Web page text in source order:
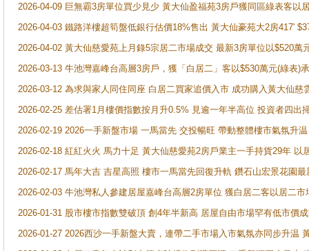
2026-04-09 巨無霸3房單位買少見少 黃大仙盈福苑3房戶獲同區綠表客以
2026-04-03 鐵路洋樓超筍盤低銀行估價18%售出 黃大仙豪苑大2房417'
2026-04-02 黃大仙慈愛苑上月錄5宗居二市場成交 最新3房單位以$520萬
2026-03-13 牛池灣嘉峰台高層3房戶，獲「白居二」客以$530萬元(綠表)
2026-03-12 為求與家人同住同座 白居二買家追價入市 成功購入黃大仙
2026-02-25 差估署1月樓價指數按月升0.5% 見逾一年半高位 投資者四
2026-02-19 2026一手新盤市場 一馬當先 交投暢旺 帶動整體樓市氣氛升
2026-02-18 紅紅火火 馬力十足 黃大仙慈愛苑2房戶業主一手持貨29年 以
2026-02-17 馬年大吉 吉星高照 樓市一馬當先回復升軌 鑽石山宏景花園
2026-02-03 牛池灣私人參建居屋嘉峰台高層2房單位 獲白居二客以居二市
2026-01-31 股市樓市指數雙破頂 創4年半新高 居屋自由市場罕有低市價
2026-01-27 2026西沙一手新盤大賣，連帶二手市場入市氣氛亦同步升温